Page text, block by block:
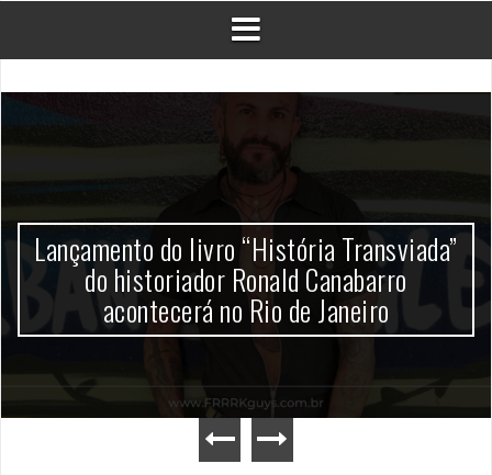
Lançamento do livro “História Transviada”
do historiador Ronald Canabarro
acontecerá no Rio de Janeiro